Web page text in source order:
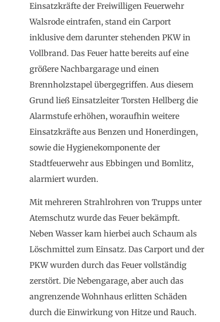
Einsatzkräfte der Freiwilligen Feuerwehr
Walsrode eintrafen, stand ein Carport
inklusive dem darunter stehenden PKW in
Vollbrand. Das Feuer hatte bereits auf eine
größere Nachbargarage und einen
Brennholzstapel übergegriffen. Aus diesem
Grund ließ Einsatzleiter Torsten Hellberg die
Alarmstufe erhöhen, woraufhin weitere
Einsatzkräfte aus Benzen und Honerdingen,
sowie die Hygienekomponente der
Stadtfeuerwehr aus Ebbingen und Bomlitz,
alarmiert wurden.
Mit mehreren Strahlrohren von Trupps unter
Atemschutz wurde das Feuer bekämpft.
Neben Wasser kam hierbei auch Schaum als
Löschmittel zum Einsatz. Das Carport und der
PKW wurden durch das Feuer vollständig
zerstört. Die Nebengarage, aber auch das
angrenzende Wohnhaus erlitten Schäden
durch die Einwirkung von Hitze und Rauch.